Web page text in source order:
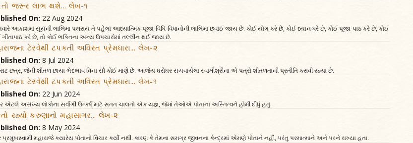
તો જરૂર લાભ થશે... લેખ-૧
On: 22 Aug 2024
આકાશમાં સૂર્યની લાલિમા પથરાય તે પહેલાં આધ્યાત્મિક પૂજા-વિધિ-વિધાનોની લાલિમા છવાઈ જાય છે. કોઈ યોગ કરે છે, કોઈ ધ્યાન ધરે છે, કોઈ પૂજા-પાઠ કરે છે, કોઈ
કરે છે, તો કોઈ ભક્તિના અન્ય ઉપચારોમાં તલ્લીન થઈ જાય છે.
ટેરવેથી ટપકતી અવિરત પ્રેમધારા... લેખ-૨
On: 8 Jul 2024
છત્ર, જેની શીતળ છાયા ભેદભાવ વિના સૌ કોઈ માણે છે. આજેય ઘરોઘર સચવાયેલા સ્વામીશ્રીના એ પત્રો શીતળતાની પ્રતીતિ કરાવી રહ્યા છે.
ટેરવેથી ટપકતી અવિરત પ્રેમધારા... લેખ-૧
On: 22 Jun 2024
એટલે અસંખ્ય લોકોના સર્વાંગી ઉત્કર્ષ માટે સતત ચાલતો એક યજ્ઞ, જેમાં તેઓએ પોતાના અસ્તિત્વને હોમી દીધું હતું.
રહ્યો કરુણાનો મહાસાગર... લેખ-૨
On: 8 May 2024
મહારાજે ક્યારેય પોતાનો વિચાર કર્યો નથી. કારણ કે તેમના સમગ્ર જીવનના કેન્દ્રમાં એમણે પોતાને નહીં, પરંતુ પરમાત્માને અને પરને રાખ્યા હતા.